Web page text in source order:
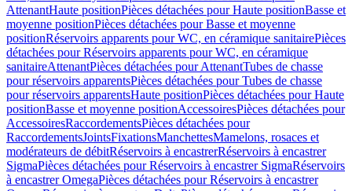
AttenantHaute positionPièces détachées pour Haute positionBasse et
moyenne positionPièces détachées pour Basse et moyenne
positionRéservoirs apparents pour WC, en céramique sanitairePièces
détachées pour Réservoirs apparents pour WC, en céramique
sanitaireAttenantPièces détachées pour AttenantTubes de chasse
pour réservoirs apparentsPièces détachées pour Tubes de chasse
pour réservoirs apparentsHaute positionPièces détachées pour Haute
positionBasse et moyenne positionAccessoiresPièces détachées pour
AccessoiresRaccordementsPièces détachées pour
RaccordementsJointsFixationsManchettesMamelons, rosaces et
modérateurs de débitRéservoirs à encastrerRéservoirs à encastrer
SigmaPièces détachées pour Réservoirs à encastrer SigmaRéservoirs
à encastrer OmegaPièces détachées pour Réservoirs à encastrer